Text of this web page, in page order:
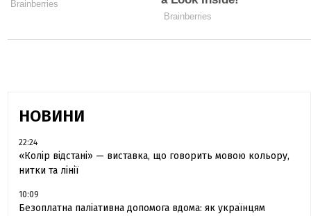
НОВИНИ
22:24
«Колір відстані» — виставка, що говорить мовою кольору,
нитки та лінії
10:09
Безоплатна паліативна допомога вдома: як українцям